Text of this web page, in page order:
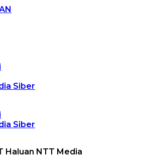
Siber
Siber
Haluan NTT Media